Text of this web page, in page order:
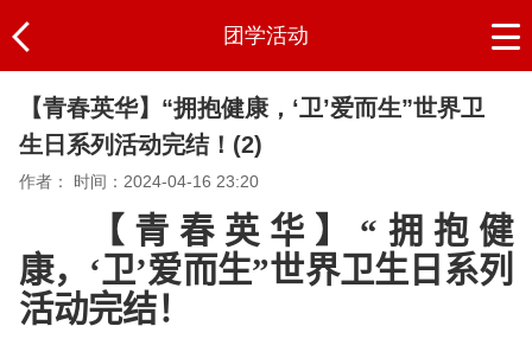
团学活动
【青春英华】“拥抱健康，‘卫’爱而生”世界卫
生日系列活动完结！(2)
作者： 时间：2024-04-16 23:20
【 青春英华 】 “拥抱健
康，‘卫’爱而生”世界卫生日 系列
活动完结！